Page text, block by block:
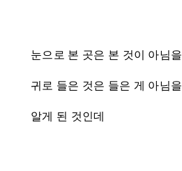
눈으로 본 곳은 본 것이 아님을
귀로 들은 것은 들은 게 아님을
알게 된 것인데